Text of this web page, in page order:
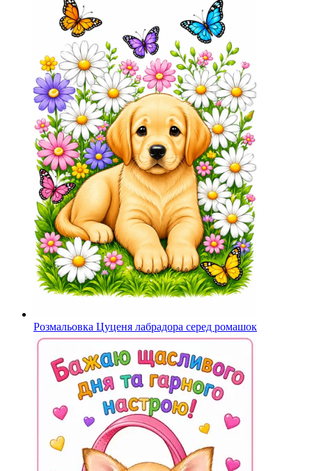
Розмальовка Цуценя лабрадора серед ромашок